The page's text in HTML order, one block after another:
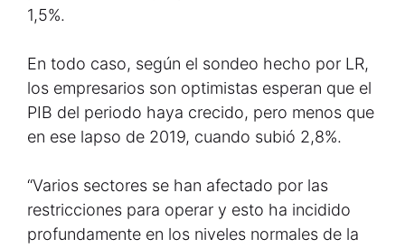
1,5%.
En todo caso, según el sondeo hecho por LR,
los empresarios son optimistas esperan que el
PIB del periodo haya crecido, pero menos que
en ese lapso de 2019, cuando subió 2,8%.
“Varios sectores se han afectado por las
restricciones para operar y esto ha incidido
profundamente en los niveles normales de la